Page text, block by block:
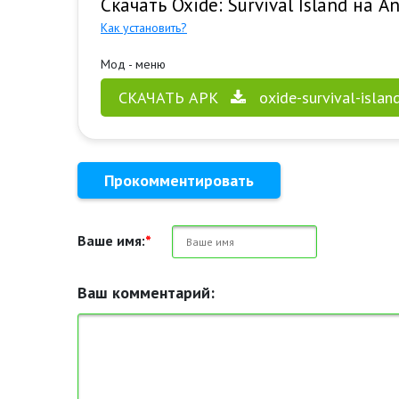
Как установить?
Мод - меню
СКАЧАТЬ APK oxide-survival-
Прокомментировать
Ваше имя:*
Ваш комментарий: